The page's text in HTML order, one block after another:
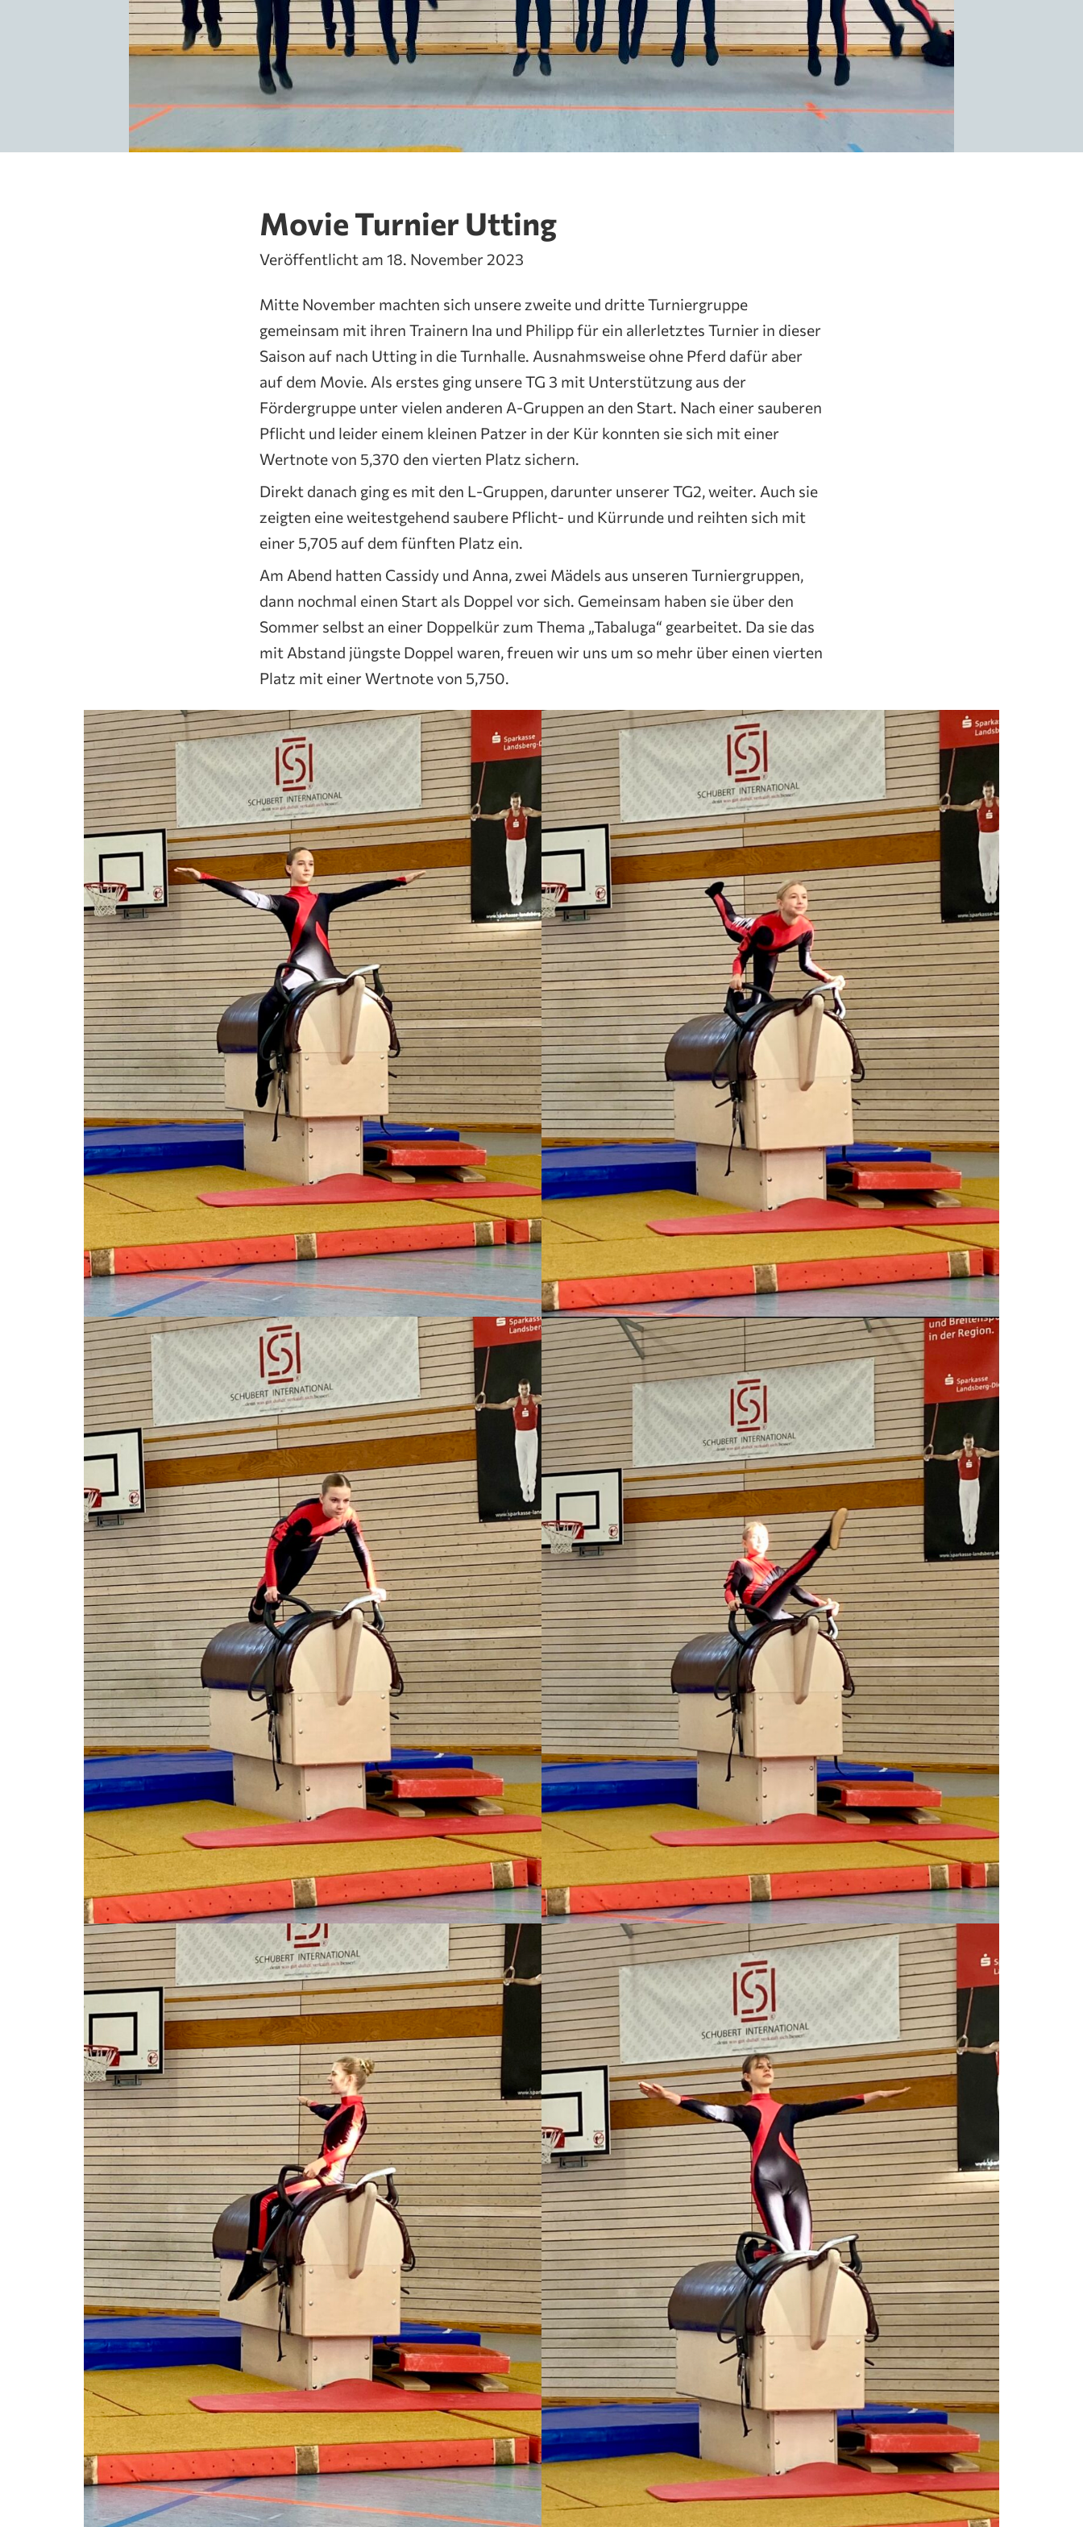
Movie Turnier Utting
Veröffentlicht am 18. November 2023
Mitte November machten sich unsere zweite und dritte Turniergruppe
gemeinsam mit ihren Trainern Ina und Philipp für ein allerletztes Turnier in dieser
Saison auf nach Utting in die Turnhalle. Ausnahmsweise ohne Pferd dafür aber
auf dem Movie. Als erstes ging unsere TG 3 mit Unterstützung aus der
Fördergruppe unter vielen anderen A-Gruppen an den Start. Nach einer sauberen
Pflicht und leider einem kleinen Patzer in der Kür konnten sie sich mit einer
Wertnote von 5,370 den vierten Platz sichern.
Direkt danach ging es mit den L-Gruppen, darunter unserer TG2, weiter. Auch sie
zeigten eine weitestgehend saubere Pflicht- und Kürrunde und reihten sich mit
einer 5,705 auf dem fünften Platz ein.
Am Abend hatten Cassidy und Anna, zwei Mädels aus unseren Turniergruppen,
dann nochmal einen Start als Doppel vor sich. Gemeinsam haben sie über den
Sommer selbst an einer Doppelkür zum Thema „Tabaluga“ gearbeitet. Da sie das
mit Abstand jüngste Doppel waren, freuen wir uns um so mehr über einen vierten
Platz mit einer Wertnote von 5,750.